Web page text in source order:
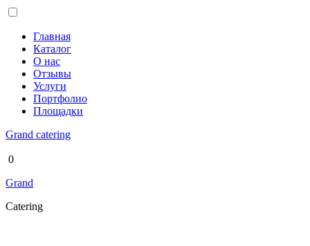
Главная
Каталог
О нас
Отзывы
Услуги
Портфолио
Площадки
Grand catering
0
Grand
Catering